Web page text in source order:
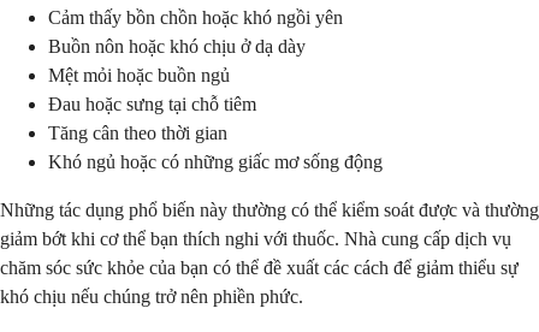
Cảm thấy bồn chồn hoặc khó ngồi yên
Buồn nôn hoặc khó chịu ở dạ dày
Mệt mỏi hoặc buồn ngủ
Đau hoặc sưng tại chỗ tiêm
Tăng cân theo thời gian
Khó ngủ hoặc có những giấc mơ sống động
Những tác dụng phổ biến này thường có thể kiểm soát được và thường
giảm bớt khi cơ thể bạn thích nghi với thuốc. Nhà cung cấp dịch vụ
chăm sóc sức khỏe của bạn có thể đề xuất các cách để giảm thiểu sự
khó chịu nếu chúng trở nên phiền phức.